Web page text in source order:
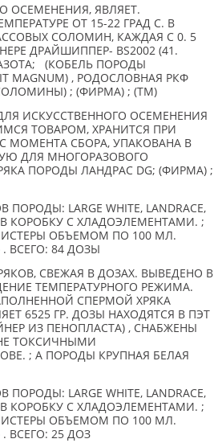
ОСЕМЕНЕНИЯ, ЯВЛЯЕТ.
ОТ 15-22 ГРАД С. В
СОЛОМИН, КАЖДАЯ С 0. 5
ДРАЙШИППЕР- BS2002 (41.
(КОБЕЛЬ ПОРОДЫ
MAGNUM) , РОДОСЛОВНАЯ РКФ
; (ФИРМА) ; (TM)
ИСКУССТВЕННОГО ОСЕМЕНЕНИЯ
ТОВАРОМ, ХРАНИТСЯ ПРИ
С МОМЕНТА СБОРА, УПАКОВАНА В
ДЛЯ МНОГОРАЗОВОГО
ПОРОДЫ ЛАНДРАС DG; (ФИРМА) ;
LARGE WHITE, LANDRACE,
В КОРОБКУ С ХЛАДОЭЛЕМЕНТАМИ. ;
ОБЪЕМОМ ПО 100 МЛ.
ВСЕГО: 84 ДОЗЫ
СВЕЖАЯ В ДОЗАХ. ВЫВЕДЕНО В
ТЕМПЕРАТУРНОГО РЕЖИМА.
СПЕРМОЙ ХРЯКА
6525 ГР. ДОЗЫ НАХОДЯТСЯ В ПЭТ
ИЗ ПЕНОПЛАСТА) , СНАБЖЕНЫ
ТОКСИЧНЫМИ
; А ПОРОДЫ КРУПНАЯ БЕЛАЯ
LARGE WHITE, LANDRACE,
В КОРОБКУ С ХЛАДОЭЛЕМЕНТАМИ. ;
ОБЪЕМОМ ПО 100 МЛ.
ВСЕГО: 25 ДОЗ